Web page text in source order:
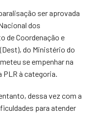
ser aprovada
dos
de Coordenação e
do Ministério do
se empenhar na
PLR à categoria.
dessa vez com a
para atender